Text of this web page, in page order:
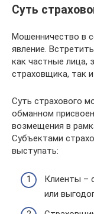
Суть
Мошенничество в
явление.
как частные лица,
страховщика, так
Суть страхового
обманном
возмещения в
Субъектами
выступать:
Клиенты –
или